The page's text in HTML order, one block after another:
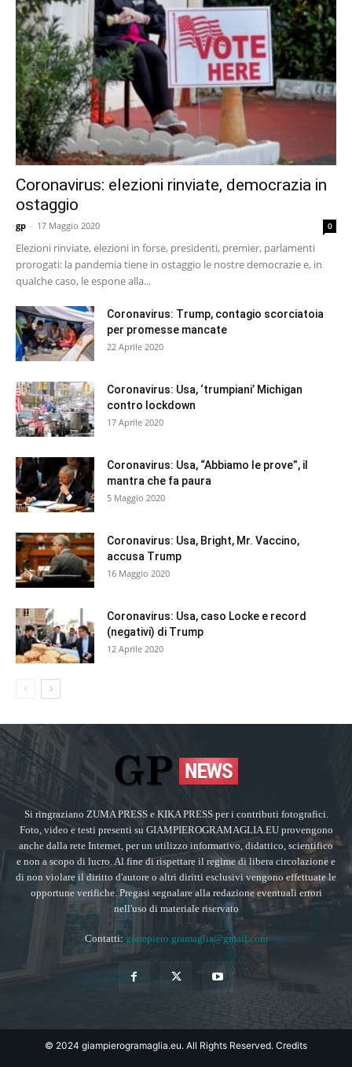
Coronavirus: elezioni rinviate, democrazia in
ostaggio
gp - 17 Maggio 2020 0
Elezioni rinviate, elezioni in forse, presidenti, premier, parlamenti
prorogati: la pandemia tiene in ostaggio le nostre democrazie e, in
qualche caso, le espone alla...
Coronavirus: Trump, contagio scorciatoia
per promesse mancate
22 Aprile 2020
Coronavirus: Usa, ‘trumpiani’ Michigan
contro lockdown
17 Aprile 2020
Coronavirus: Usa, “Abbiamo le prove”, il
mantra che fa paura
5 Maggio 2020
Coronavirus: Usa, Bright, Mr. Vaccino,
accusa Trump
16 Maggio 2020
Coronavirus: Usa, caso Locke e record
(negativi) di Trump
12 Aprile 2020
Si ringraziano ZUMA PRESS e KIKA PRESS per i contributi fotografici.
Foto, video e testi presenti su GIAMPIEROGRAMAGLIA.EU provengono
anche dalla rete Internet, per un utilizzo informativo, didattico, scientifico
e non a scopo di lucro. Al fine di rispettare il regime di libera circolazione e
di non violare il diritto d'autore o altri diritti esclusivi vengono effettuate le
opportune verifiche. Pregasi segnalare alla redazione eventuali errori
nell'uso di materiale riservato
Contatti: giampiero.gramaglia@gmail.com
© 2024 giampierogramaglia.eu. All Rights Reserved. Credits